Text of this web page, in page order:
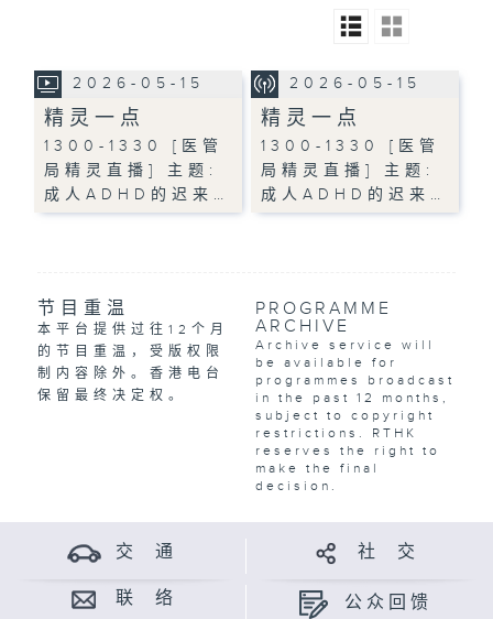
2026-05-15
精灵一点
1300-1330 [医管
局精灵直播] 主题:
成人ADHD的迟来…
2026-05-15
精灵一点
1300-1330 [医管
局精灵直播] 主题:
成人ADHD的迟来…
节目重温
本平台提供过往12个月
的节目重温，受版权限
制内容除外。香港电台
保留最终决定权。
PROGRAMME
ARCHIVE
Archive service will
be available for
programmes broadcast
in the past 12 months,
subject to copyright
restrictions. RTHK
reserves the right to
make the final
decision.
交 通 社 交
联 络 公众回馈